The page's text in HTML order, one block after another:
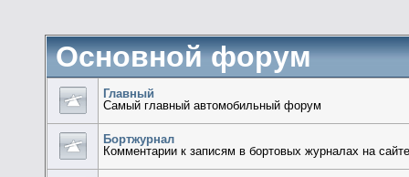
Основной форум
Главный
Самый главный автомобильный форум
Бортжурнал
Комментарии к записям в бортовых журналах на